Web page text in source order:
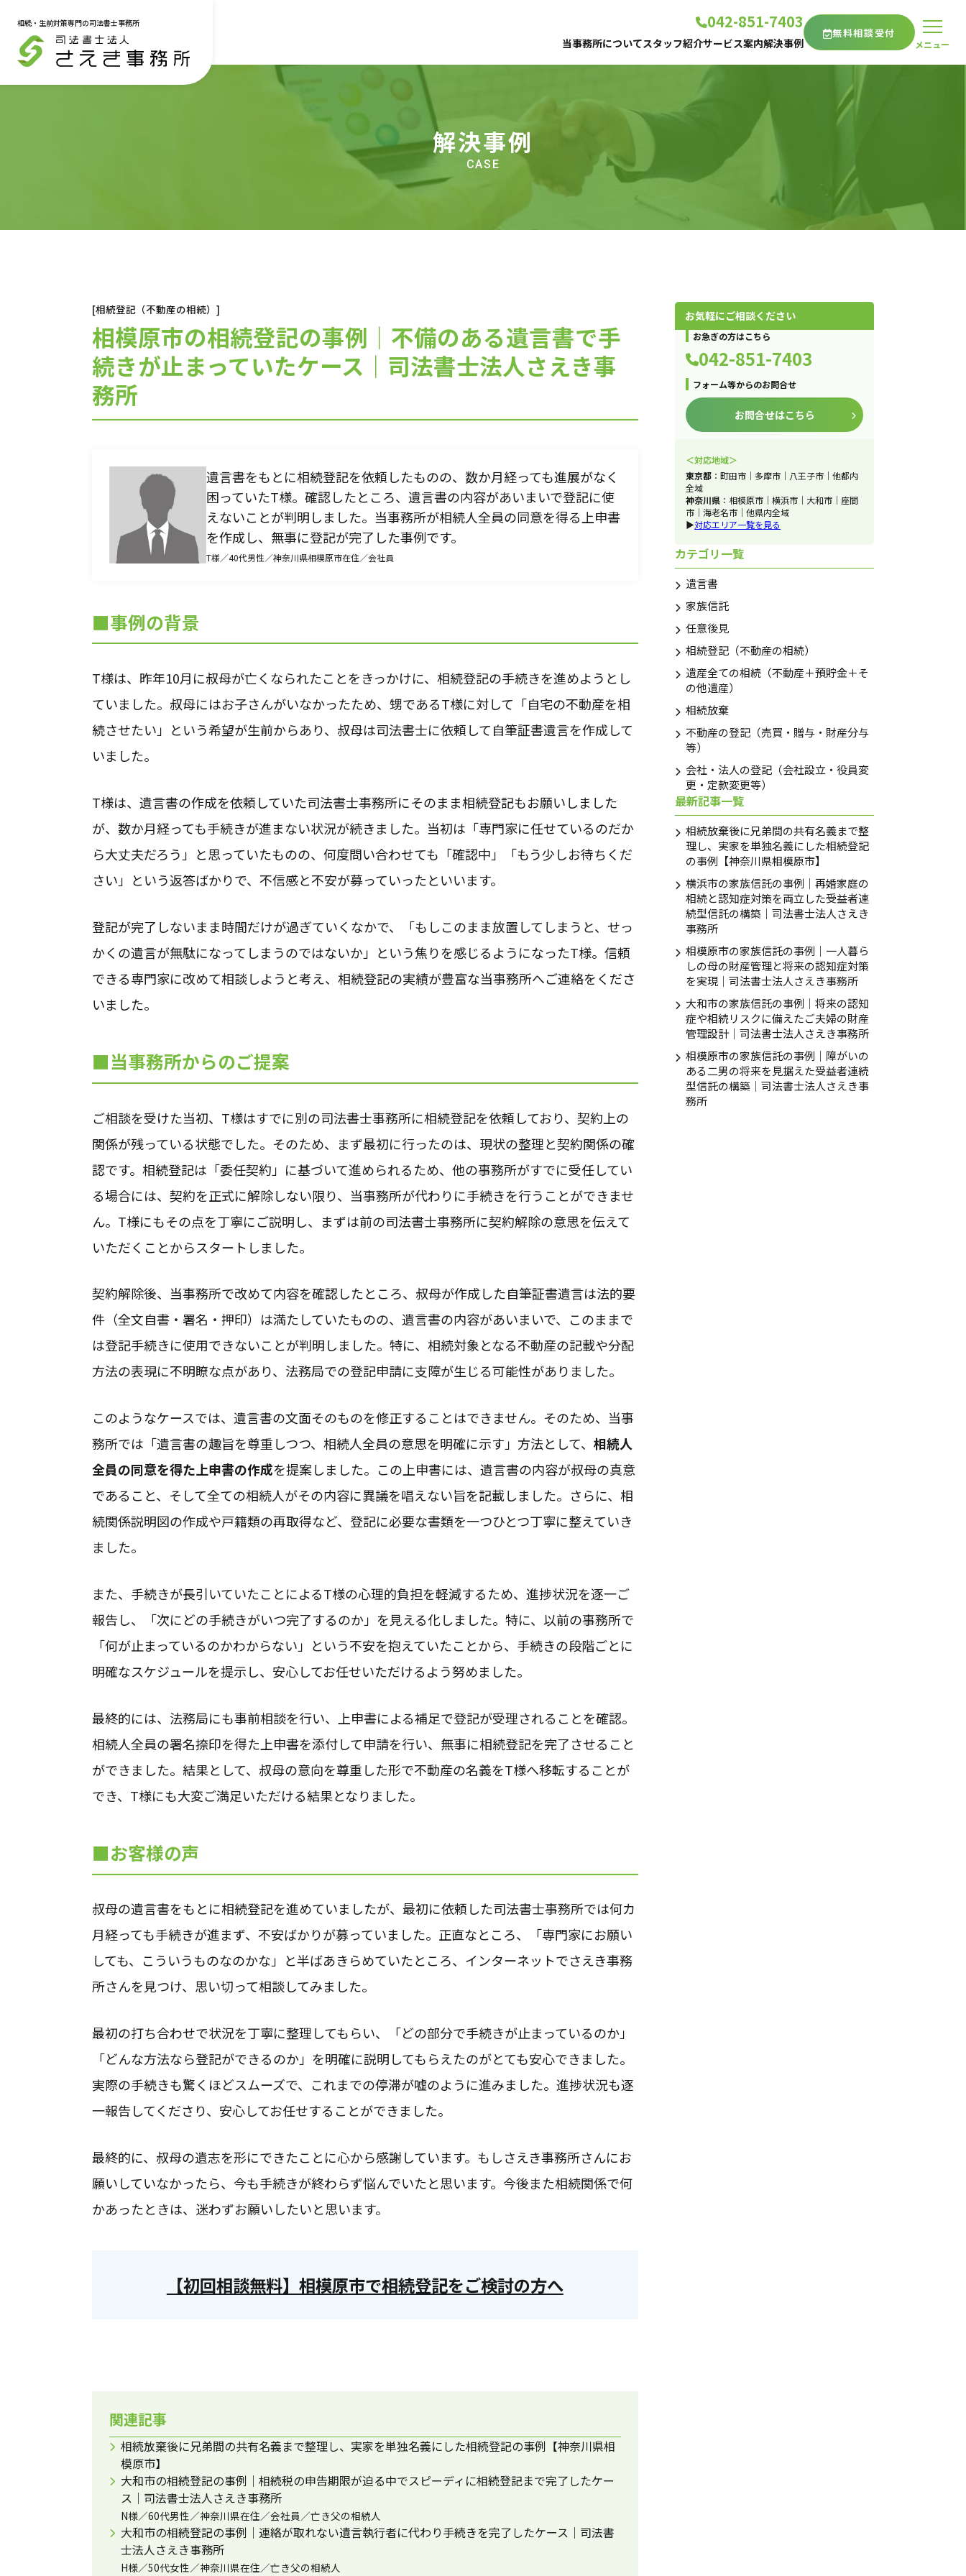
相続・生前対策専門の司法書士事務所 042-851-7403
当事務所について
アクセス
スタッフ紹介
スタッフ紹介
サービス案内
相続登記・不動産名義変更
遺産丸ごと相続
その他のサービス一覧
解決事例
無料相談受付
メニュー
解決事例
CASE
[相続登記（不動産の相続）]
相模原市の相続登記の事例｜不備のある遺言書で手
続きが止まっていたケース｜司法書士法人さえき事
務所
遺言書をもとに相続登記を依頼したものの、数か月経っても進展がなく
困っていたT様。確認したところ、遺言書の内容があいまいで登記に使
えないことが判明しました。当事務所が相続人全員の同意を得る上申書
を作成し、無事に登記が完了した事例です。
T様／40代男性／神奈川県相模原市在住／会社員
■事例の背景
T様は、昨年10月に叔母が亡くなられたことをきっかけに、相続登記の手続きを進めようとし
ていました。叔母にはお子さんがいなかったため、甥であるT様に対して「自宅の不動産を相
続させたい」という希望が生前からあり、叔母は司法書士に依頼して自筆証書遺言を作成して
いました。
T様は、遺言書の作成を依頼していた司法書士事務所にそのまま相続登記もお願いしました
が、数か月経っても手続きが進まない状況が続きました。当初は「専門家に任せているのだか
ら大丈夫だろう」と思っていたものの、何度問い合わせても「確認中」「もう少しお待ちくだ
さい」という返答ばかりで、不信感と不安が募っていったといいます。
登記が完了しないまま時間だけが過ぎていくなかで、「もしこのまま放置してしまうと、せっ
かくの遺言が無駄になってしまうのではないか」という焦りを感じるようになったT様。信頼
できる専門家に改めて相談しようと考え、相続登記の実績が豊富な当事務所へご連絡をくださ
いました。
■当事務所からのご提案
ご相談を受けた当初、T様はすでに別の司法書士事務所に相続登記を依頼しており、契約上の
関係が残っている状態でした。そのため、まず最初に行ったのは、現状の整理と契約関係の確
認です。相続登記は「委任契約」に基づいて進められるため、他の事務所がすでに受任してい
る場合には、契約を正式に解除しない限り、当事務所が代わりに手続きを行うことができませ
ん。T様にもその点を丁寧にご説明し、まずは前の司法書士事務所に契約解除の意思を伝えて
いただくことからスタートしました。
契約解除後、当事務所で改めて内容を確認したところ、叔母が作成した自筆証書遺言は法的要
件（全文自書・署名・押印）は満たしていたものの、遺言書の内容があいまいで、このままで
は登記手続きに使用できないことが判明しました。特に、相続対象となる不動産の記載や分配
方法の表現に不明瞭な点があり、法務局での登記申請に支障が生じる可能性がありました。
このようなケースでは、遺言書の文面そのものを修正することはできません。そのため、当事
務所では「遺言書の趣旨を尊重しつつ、相続人全員の意思を明確に示す」方法として、 相続人
全員の同意を得た上申書の作成を提案しました。この上申書には、遺言書の内容が叔母の真意
であること、そして全ての相続人がその内容に異議を唱えない旨を記載しました。さらに、相
続関係説明図の作成や戸籍類の再取得など、登記に必要な書類を一つひとつ丁寧に整えていき
ました。
また、手続きが長引いていたことによるT様の心理的負担を軽減するため、進捗状況を逐一ご
報告し、「次にどの手続きがいつ完了するのか」を見える化しました。特に、以前の事務所で
「何が止まっているのかわからない」という不安を抱えていたことから、手続きの段階ごとに
明確なスケジュールを提示し、安心してお任せいただけるよう努めました。
最終的には、法務局にも事前相談を行い、上申書による補足で登記が受理されることを確認。
相続人全員の署名捺印を得た上申書を添付して申請を行い、無事に相続登記を完了させること
ができました。結果として、叔母の意向を尊重した形で不動産の名義をT様へ移転することが
でき、T様にも大変ご満足いただける結果となりました。
■お客様の声
叔母の遺言書をもとに相続登記を進めていましたが、最初に依頼した司法書士事務所では何カ
月経っても手続きが進まず、不安ばかりが募っていました。正直なところ、「専門家にお願い
しても、こういうものなのかな」と半ばあきらめていたところ、インターネットでさえき事務
所さんを見つけ、思い切って相談してみました。
最初の打ち合わせで状況を丁寧に整理してもらい、「どの部分で手続きが止まっているのか」
「どんな方法なら登記ができるのか」を明確に説明してもらえたのがとても安心できました。
実際の手続きも驚くほどスムーズで、これまでの停滞が嘘のように進みました。進捗状況も逐
一報告してくださり、安心してお任せすることができました。
最終的に、叔母の遺志を形にできたことに心から感謝しています。もしさえき事務所さんにお
願いしていなかったら、今も手続きが終わらず悩んでいたと思います。今後また相続関係で何
かあったときは、迷わずお願いしたいと思います。
【初回相談無料】相模原市で相続登記をご検討の方へ
関連記事
相続放棄後に兄弟間の共有名義まで整理し、実家を単独名義にした相続登記の事例【神奈川県相
模原市】
大和市の相続登記の事例｜相続税の申告期限が迫る中でスピーディに相続登記まで完了したケー
ス｜司法書士法人さえき事務所
N様／60代男性／神奈川県在住／会社員／亡き父の相続人
大和市の相続登記の事例｜連絡が取れない遺言執行者に代わり手続きを完了したケース｜司法書
士法人さえき事務所
H様／50代女性／神奈川県在住／亡き父の相続人
お気軽にご相談ください
お急ぎの方はこちら
042-851-7403
フォーム等からのお問合せ
お問合せはこちら
＜対応地域＞
東京都 ：町田市｜多摩市｜八王子市｜他都内
全域
神奈川県 ：相模原市｜横浜市｜大和市｜座間
市｜海老名市｜他県内全域
▶対応エリア一覧を見る
カテゴリ一覧
遺言書
家族信託
任意後見
相続登記（不動産の相続）
遺産全ての相続（不動産＋預貯金＋そ
の他遺産）
相続放棄
不動産の登記（売買・贈与・財産分与
等）
会社・法人の登記（会社設立・役員変
更・定款変更等）
最新記事一覧
相続放棄後に兄弟間の共有名義まで整
理し、実家を単独名義にした相続登記
の事例【神奈川県相模原市】
横浜市の家族信託の事例｜再婚家庭の
相続と認知症対策を両立した受益者連
続型信託の構築｜司法書士法人さえき
事務所
相模原市の家族信託の事例｜一人暮ら
しの母の財産管理と将来の認知症対策
を実現｜司法書士法人さえき事務所
大和市の家族信託の事例｜将来の認知
症や相続リスクに備えたご夫婦の財産
管理設計｜司法書士法人さえき事務所
相模原市の家族信託の事例｜障がいの
ある二男の将来を見据えた受益者連続
型信託の構築｜司法書士法人さえき事
務所
メニュー
事務所案内
解決事例
お役立ち記事
無料相談受付
不動産を受け継いだら「相続登記」を
急ぎなさい
生前対策が全然わかっていない親子
ですが、 家族信託って結局どうすれ
ばいいのか教えてください！
無料相談受付
042-851-7403 メールで相談申込み
24時間365日受付
LINEで相談申込み
友だち登録後お問合せください
対応地域
東京都 ：町田市｜多摩市｜八王子市｜他都内全域
神奈川県：相模原市｜横浜市｜大和市｜座間市｜海老名市｜他県内全域
▶対応エリア一覧を見る